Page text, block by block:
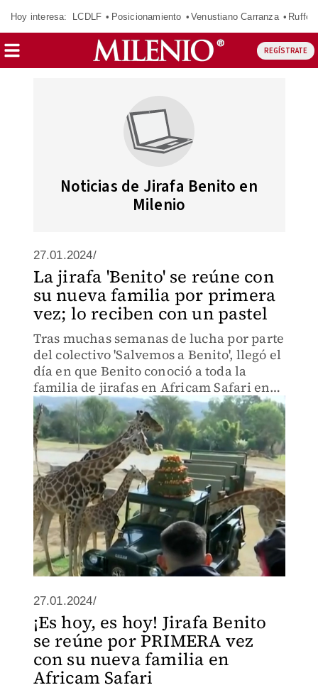
Hoy interesa: LCDLF Posicionamiento Venustiano Carranza Ruffo
REGÍSTRATE
Noticias de Jirafa Benito en
Milenio
27.01.2024/
La jirafa 'Benito' se reúne con
su nueva familia por primera
vez; lo reciben con un pastel
Tras muchas semanas de lucha por parte
del colectivo 'Salvemos a Benito', llegó el
día en que Benito conoció a toda la
familia de jirafas en Africam Safari en
Puebla.
27.01.2024/
¡Es hoy, es hoy! Jirafa Benito
se reúne por PRIMERA vez
con su nueva familia en
Africam Safari